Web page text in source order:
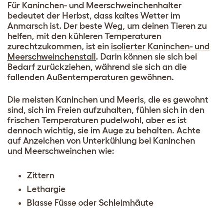
Für Kaninchen- und Meerschweinchenhalter
bedeutet der Herbst, dass kaltes Wetter im
Anmarsch ist. Der beste Weg, um deinen Tieren zu
helfen, mit den kühleren Temperaturen
zurechtzukommen, ist ein isolierter Kaninchen- und
Meerschweinchenstall . Darin können sie sich bei
Bedarf zurückziehen, während sie sich an die
fallenden Außentemperaturen gewöhnen.
Die meisten Kaninchen und Meeris, die es gewohnt
sind, sich im Freien aufzuhalten, fühlen sich in den
frischen Temperaturen pudelwohl, aber es ist
dennoch wichtig, sie im Auge zu behalten. Achte
auf Anzeichen von Unterkühlung bei Kaninchen
und Meerschweinchen wie:
Zittern
Lethargie
Blasse Füsse oder Schleimhäute